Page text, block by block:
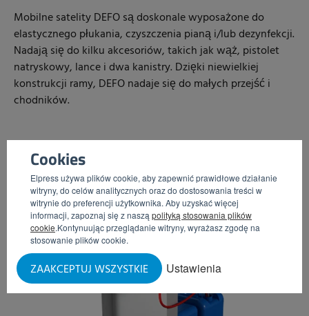
Cookies
Elpress używa plików cookie, aby zapewnić prawidłowe działanie
witryny, do celów analitycznych oraz do dostosowania treści w
witrynie do preferencji użytkownika. Aby uzyskać więcej
informacji, zapoznaj się z naszą polityką stosowania plików
cookie.Kontynuując przeglądanie witryny, wyrażasz zgodę na
stosowanie plików cookie.
Ustawienia
ZAAKCEPTUJ WSZYSTKIE
Mobilne satelity DEFO są doskonale wyposażone do
elastycznego płukania, czyszczenia pianą i/lub dezynfekcji.
Nadają się do kilku akcesoriów, takich jak wąż, pistolet
natryskowy, lance i dwa kanistry. Dzięki niewielkiej
konstrukcji ramy, DEFO nadaje się do małych przejść i
chodników.